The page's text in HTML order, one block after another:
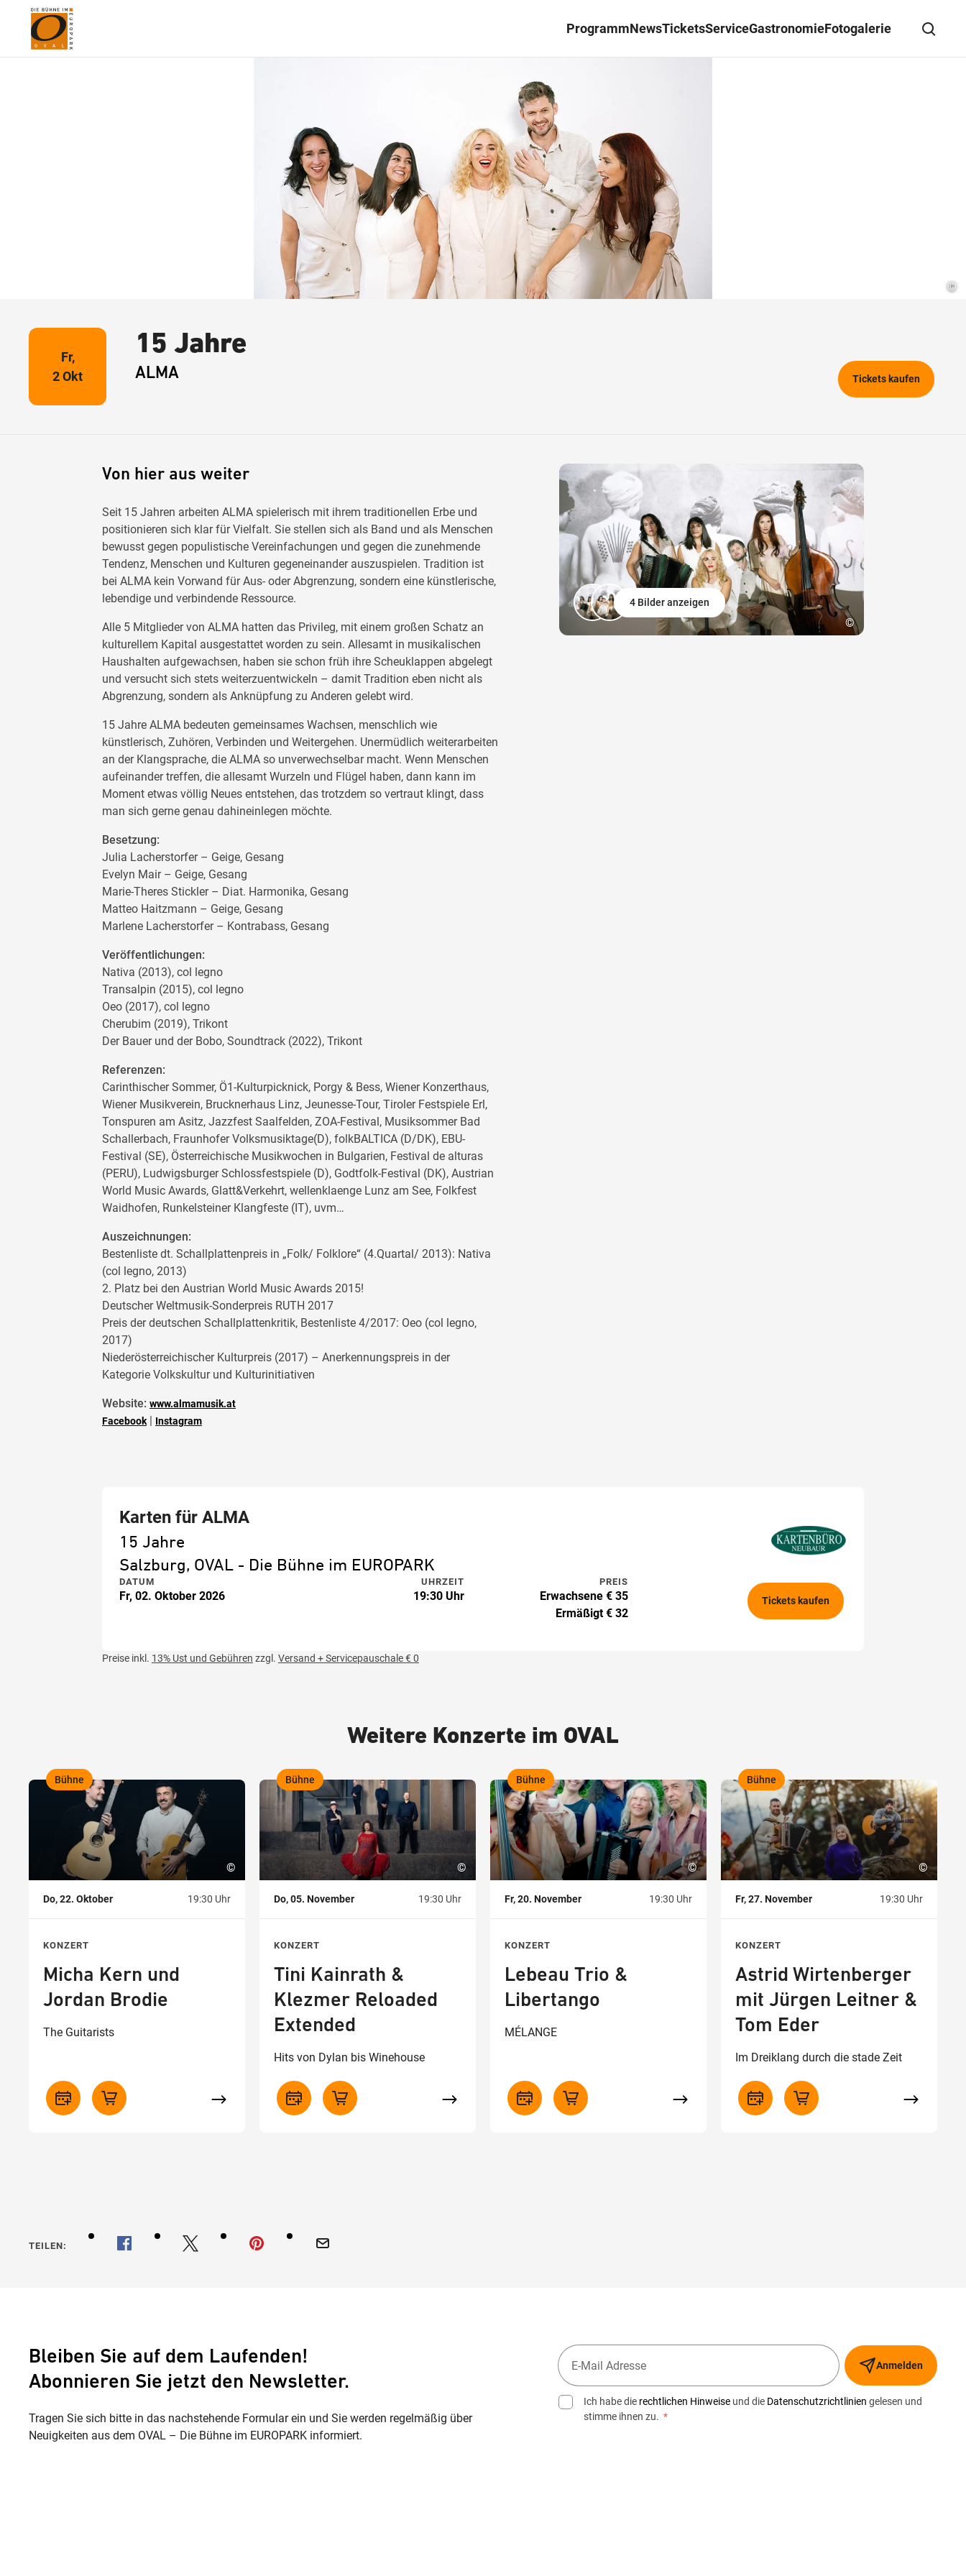
ProgrammNewsTicketsServiceGastronomieFotogalerie
©
Fr,
2 Okt
15 Jahre
ALMA Tickets kaufen
Von hier aus weiter
Seit 15 Jahren arbeiten ALMA spielerisch mit ihrem traditionellen Erbe und
positionieren sich klar für Vielfalt. Sie stellen sich als Band und als Menschen
bewusst gegen populistische Vereinfachungen und gegen die zunehmende
Tendenz, Menschen und Kulturen gegeneinander auszuspielen. Tradition ist
bei ALMA kein Vorwand für Aus- oder Abgrenzung, sondern eine künstlerische,
lebendige und verbindende Ressource.
Alle 5 Mitglieder von ALMA hatten das Privileg, mit einem großen Schatz an
kulturellem Kapital ausgestattet worden zu sein. Allesamt in musikalischen
Haushalten aufgewachsen, haben sie schon früh ihre Scheuklappen abgelegt
und versucht sich stets weiterzuentwickeln – damit Tradition eben nicht als
Abgrenzung, sondern als Anknüpfung zu Anderen gelebt wird.
15 Jahre ALMA bedeuten gemeinsames Wachsen, menschlich wie
künstlerisch, Zuhören, Verbinden und Weitergehen. Unermüdlich weiterarbeiten
an der Klangsprache, die ALMA so unverwechselbar macht. Wenn Menschen
aufeinander treffen, die allesamt Wurzeln und Flügel haben, dann kann im
Moment etwas völlig Neues entstehen, das trotzdem so vertraut klingt, dass
man sich gerne genau dahineinlegen möchte.
Besetzung:
Julia Lacherstorfer – Geige, Gesang
Evelyn Mair – Geige, Gesang
Marie-Theres Stickler – Diat. Harmonika, Gesang
Matteo Haitzmann – Geige, Gesang
Marlene Lacherstorfer – Kontrabass, Gesang
Veröffentlichungen:
Nativa (2013), col legno
Transalpin (2015), col legno
Oeo (2017), col legno
Cherubim (2019), Trikont
Der Bauer und der Bobo, Soundtrack (2022), Trikont
Referenzen:
Carinthischer Sommer, Ö1-Kulturpicknick, Porgy & Bess, Wiener Konzerthaus,
Wiener Musikverein, Brucknerhaus Linz, Jeunesse-Tour, Tiroler Festspiele Erl,
Tonspuren am Asitz, Jazzfest Saalfelden, ZOA-Festival, Musiksommer Bad
Schallerbach, Fraunhofer Volksmusiktage(D), folkBALTICA (D/DK), EBU-
Festival (SE), Österreichische Musikwochen in Bulgarien, Festival de alturas
(PERU), Ludwigsburger Schlossfestspiele (D), Godtfolk-Festival (DK), Austrian
World Music Awards, Glatt&Verkehrt, wellenklaenge Lunz am See, Folkfest
Waidhofen, Runkelsteiner Klangfeste (IT), uvm…
Auszeichnungen:
Bestenliste dt. Schallplattenpreis in „Folk/ Folklore“ (4.Quartal/ 2013): Nativa
(col legno, 2013)
2. Platz bei den Austrian World Music Awards 2015!
Deutscher Weltmusik-Sonderpreis RUTH 2017
Preis der deutschen Schallplattenkritik, Bestenliste 4/2017: Oeo (col legno,
2017)
Niederösterreichischer Kulturpreis (2017) – Anerkennungspreis in der
Kategorie Volkskultur und Kulturinitiativen
Website: www.almamusik.at
Facebook| Instagram
©
4 Bilder anzeigen
Karten für ALMA
15 Jahre
Salzburg, OVAL - Die Bühne im EUROPARK
DATUM
Fr, 02. Oktober 2026
UHRZEIT
19:30 Uhr
PREIS
Erwachsene € 35
Ermäßigt € 32
Tickets kaufen
Preise inkl. 13% Ust und Gebühren zzgl. Versand + Servicepauschale € 0
Weitere Konzerte im OVAL
,
©
Bühne
Do, 22. Oktober 19:30 Uhr
KONZERT
Micha Kern und
Jordan Brodie
The Guitarists
,
©
Bühne
Do, 05. November 19:30 Uhr
KONZERT
Tini Kainrath &
Klezmer Reloaded
Extended
Hits von Dylan bis Winehouse
,
©
Bühne
Fr, 20. November 19:30 Uhr
KONZERT
Lebeau Trio &
Libertango
MÉLANGE
,
©
Bühne
Fr, 27. November 19:30 Uhr
KONZERT
Astrid Wirtenberger
mit Jürgen Leitner &
Tom Eder
Im Dreiklang durch die stade Zeit
TEILEN:
Bleiben Sie auf dem Laufenden!
Abonnieren Sie jetzt den Newsletter.
Tragen Sie sich bitte in das nachstehende Formular ein und Sie werden regelmäßig über
Neuigkeiten aus dem OVAL – Die Bühne im EUROPARK informiert.
Anmelden
Ich habe die rechtlichen Hinweise und die Datenschutzrichtlinien gelesen und
stimme ihnen zu. *